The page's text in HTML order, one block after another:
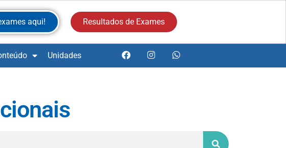
aqui! Resultados de Exames
Unidades